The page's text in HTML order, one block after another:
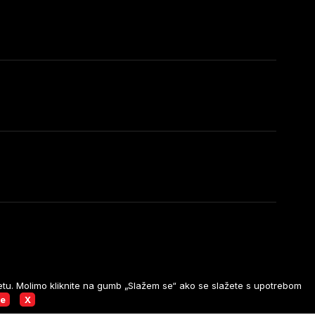
Uvjeti privatnosti
Molimo kliknite na gumb „Slažem se“ ako se slažete s upotrebom
X